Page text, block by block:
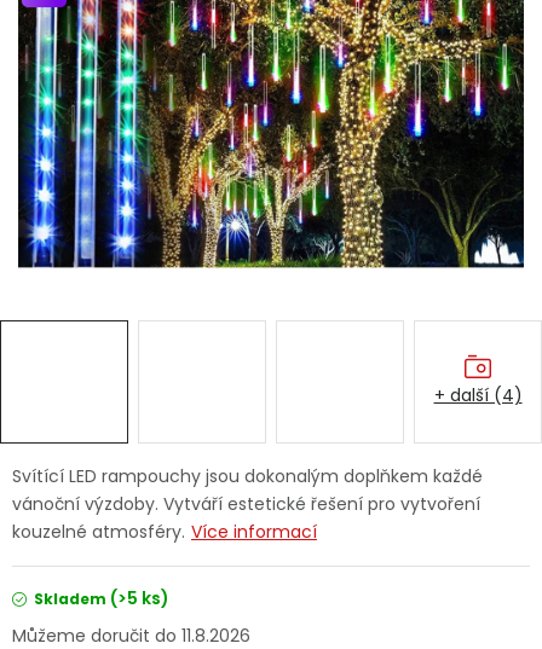
Dětská hřiště
Autodoplňky
Vánoce
Značky
Jaký je aktuální stav mé objednávky?
Svítící LED rampouchy jsou dokonalým doplňkem každé
vánoční výzdoby. Vytváří estetické řešení pro vytvoření
kouzelné atmosféry. Více informací
Skladem (>5 ks)
11.8.2026
+ další (4)